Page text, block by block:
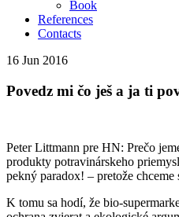
Book
References
Contacts
16 Jun 2016
Povedz mi čo ješ a ja ti
Peter Littmann pre HN: Prečo
produkty potravinárskeho
pekný paradox! – pretože chceme
K tomu sa hodí, že bio-